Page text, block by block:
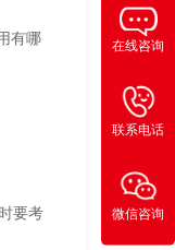
有哪
要考
在线咨询
联系电话
微信咨询